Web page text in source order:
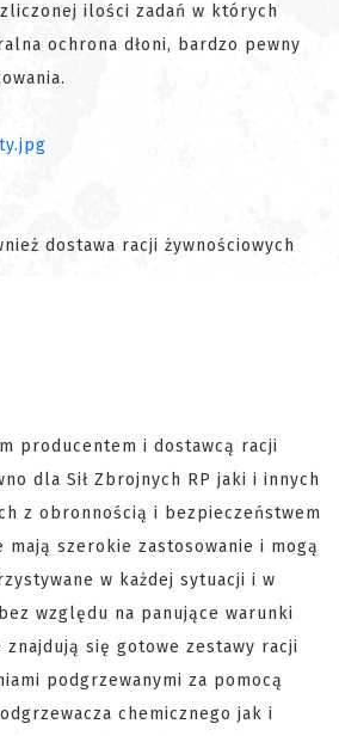
ilości zadań w których
ochrona dłoni, bardzo pewny
dostawa racji żywnościowych
producentem i dostawcą racji
dla Sił Zbrojnych RP jaki i innych
z obronnością i bezpieczeństwem
mają szerokie zastosowanie i mogą
w każdej sytuacji i w
względu na panujące warunki
znajdują się gotowe zestawy racji
podgrzewanymi za pomocą
chemicznego jak i